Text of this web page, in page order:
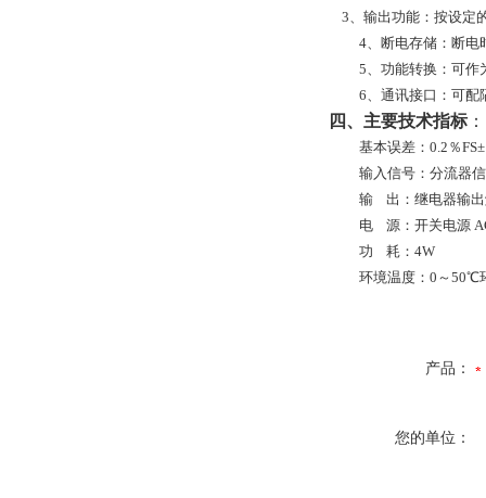
3、输出功能：按设定
4、断电存储：断电
5、功能转换：可作
6、通讯接口：可配
四、主要技术指标：
基本误差：0.2％
输入信号：分流器
输
出：继电器输
电
源：开关电源
功
耗：4W
环境温度：0～50℃
产品：
您的单位：